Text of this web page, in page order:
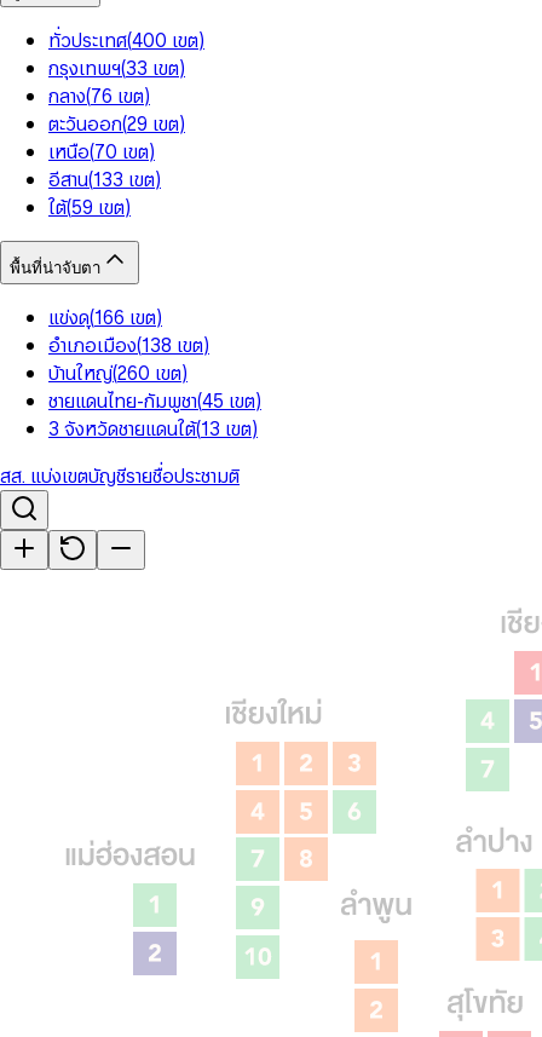
ทั่วประเทศ(400 เขต)
กรุงเทพฯ(33 เขต)
กลาง(76 เขต)
ตะวันออก(29 เขต)
เหนือ(70 เขต)
อีสาน(133 เขต)
ใต้(59 เขต)
พื้นที่น่าจับตา
แข่งดุ(166 เขต)
อำเภอเมือง(138 เขต)
บ้านใหญ่(260 เขต)
ชายแดนไทย-กัมพูชา(45 เขต)
3 จังหวัดชายแดนใต้(13 เขต)
สส. แบ่งเขตบัญชีรายชื่อประชามติ